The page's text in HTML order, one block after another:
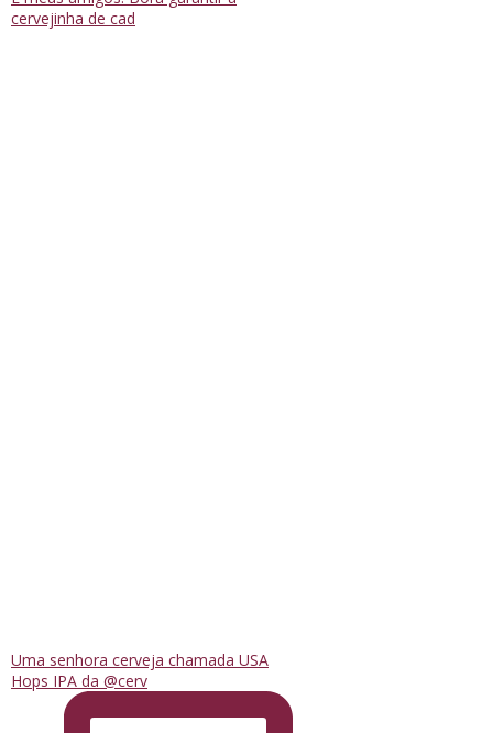
cervejinha de cad
Uma senhora cerveja chamada USA
Hops IPA da @cerv